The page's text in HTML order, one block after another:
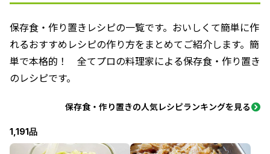
保存食・作り置きレシピの一覧です。おいしくて簡単に作
れるおすすめレシピの作り方をまとめてご紹介します。簡
単で本格的！ 全てプロの料理家による保存食・作り置き
のレシピです。
保存食・作り置きの人気レシピランキングを見る
1,191品